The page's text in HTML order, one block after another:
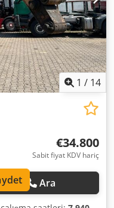
1 / 14
€34.800
Sabit fiyat KDV hariç
Ara